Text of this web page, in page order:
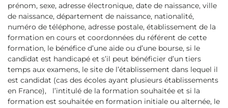
prénom, sexe, adresse électronique, date de naissance, ville
de naissance, département de naissance, nationalité,
numéro de téléphone, adresse postale, établissement de la
formation en cours et coordonnées du référent de cette
formation, le bénéfice d’une aide ou d’une bourse, si le
candidat est handicapé et s’il peut bénéficier d’un tiers
temps aux examens, le site de l’établissement dans lequel il
est candidat (cas des écoles ayant plusieurs établissements
en France), l’intitulé de la formation souhaitée et si la
formation est souhaitée en formation initiale ou alternée, le